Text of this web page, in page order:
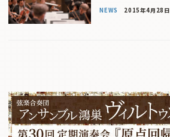
NEWS 2015年4月28日